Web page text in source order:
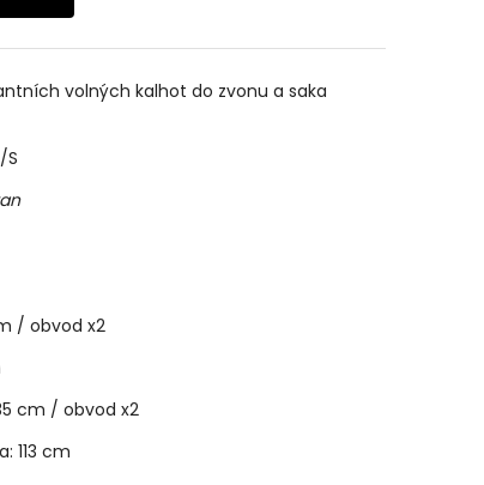
volných kalhot do zvonu a saka
S
/ obvod x2
cm / obvod x2
cm